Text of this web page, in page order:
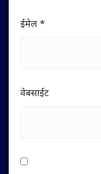
ईमेल *
वेबसाईट